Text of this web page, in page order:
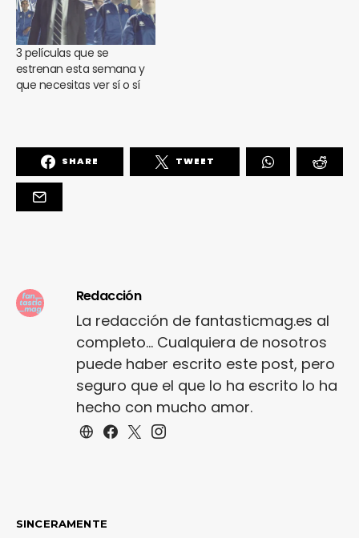
3 películas que se
estrenan esta semana y
que necesitas ver sí o sí
SHARE TWEET
Redacción
La redacción de fantasticmag.es al
completo... Cualquiera de nosotros
puede haber escrito este post, pero
seguro que el que lo ha escrito lo ha
hecho con mucho amor.
SINCERAMENTE